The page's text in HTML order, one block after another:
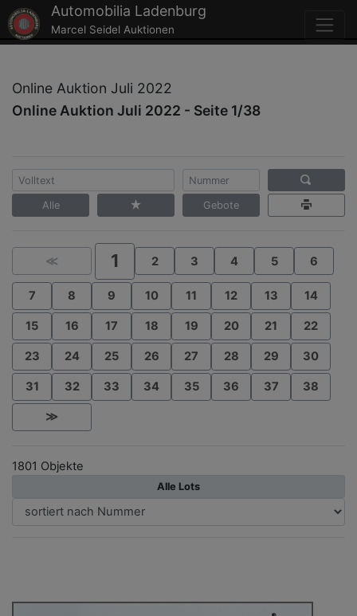
Automobilia Ladenburg
Marcel Seidel Auktionen
Online Auktion Juli 2022
Online Auktion Juli 2022 - Seite 1/38
Alle Gebote
≪ 1 2 3 4 5 6
7 8 9 10 11 12 13 14
15 16 17 18 19 20 21 22
23 24 25 26 27 28 29 30
31 32 33 34 35 36 37 38
≫
1801 Objekte
Alle Lots